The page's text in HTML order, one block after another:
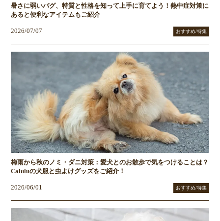
暑さに弱いパグ、特質と性格を知って上手に育てよう！熱中症対策に
あると便利なアイテムもご紹介
2026/07/07 おすすめ/特集
梅雨から秋のノミ・ダニ対策：愛犬とのお散歩で気をつけることは？
Caluluの犬服と虫よけグッズをご紹介！
2026/06/01 おすすめ/特集